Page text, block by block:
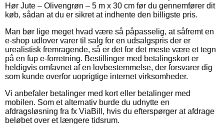
Hør Jute – Olivengrøn – 5 m x 30 cm før du gennemfører dit
køb, sådan at du er sikret at indhente den billigste pris.
Man bør lige meget hvad være så påpasselig, at såfremt en
e-shop udlover varer til salg for en udsalgspris der er
urealistisk fremragende, så er det for det meste være et tegn
på en fup e-forretning. Bestillinger med betalingskort er
heldigvis omfavnet af en lovbestemmelse, der forsvarer dig
som kunde overfor uoprigtige internet virksomheder.
Vi anbefaler betalinger med kort eller betalinger med
mobilen. Som et alternativ burde du udnytte en
afdragsløsning fra fx ViaBill, hvis du efterspørger at afdrage
beløbet over et længere tidsrum.